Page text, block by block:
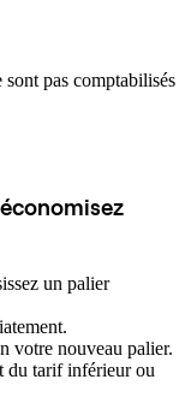
sont pas comptabilisés
un palier
votre nouveau palier.
du tarif inférieur ou